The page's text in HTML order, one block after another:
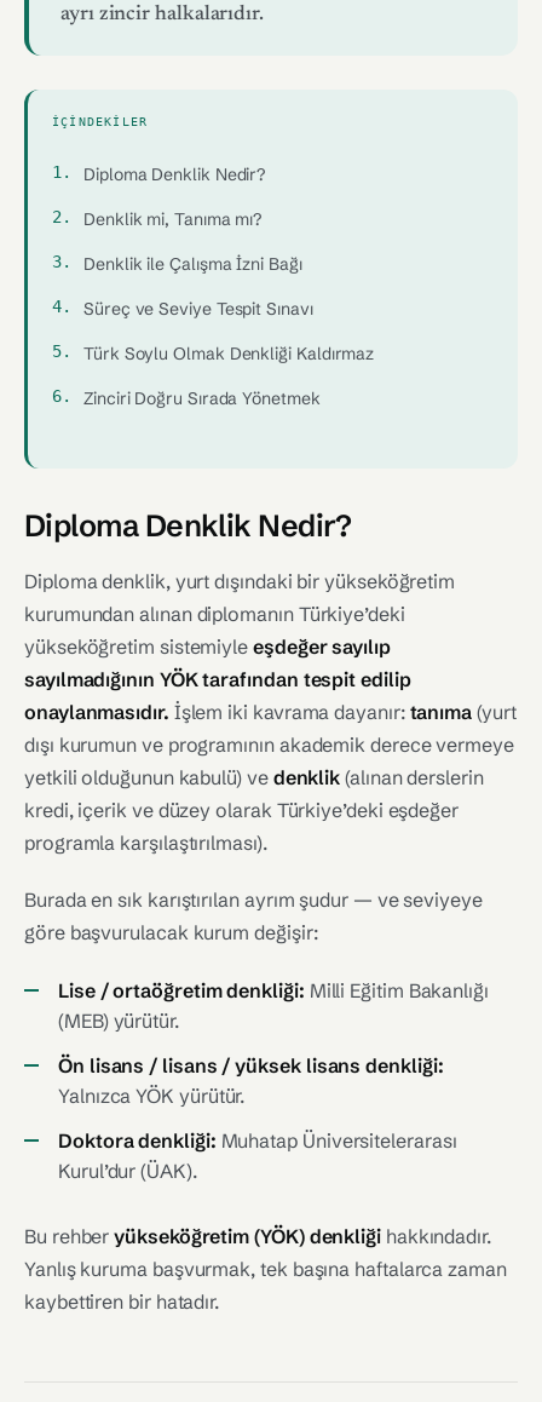
ayrı zincir halkalarıdır.
İÇINDEKILER
Diploma Denklik Nedir?
Denklik mi, Tanıma mı?
Denklik ile Çalışma İzni Bağı
Süreç ve Seviye Tespit Sınavı
Türk Soylu Olmak Denkliği Kaldırmaz
Zinciri Doğru Sırada Yönetmek
Diploma Denklik Nedir?
Diploma denklik, yurt dışındaki bir yükseköğretim
kurumundan alınan diplomanın Türkiye’deki
yükseköğretim sistemiyle eşdeğer sayılıp
sayılmadığının YÖK tarafından tespit edilip
onaylanmasıdır. İşlem iki kavrama dayanır: tanıma (yurt
dışı kurumun ve programının akademik derece vermeye
yetkili olduğunun kabulü) ve denklik (alınan derslerin
kredi, içerik ve düzey olarak Türkiye’deki eşdeğer
programla karşılaştırılması).
Burada en sık karıştırılan ayrım şudur — ve seviyeye
göre başvurulacak kurum değişir:
Lise / ortaöğretim denkliği: Milli Eğitim Bakanlığı
(MEB) yürütür.
Ön lisans / lisans / yüksek lisans denkliği:
Yalnızca YÖK yürütür.
Doktora denkliği: Muhatap Üniversitelerarası
Kurul’dur (ÜAK).
Bu rehberyükseköğretim (YÖK) denkliğihakkındadır.
Yanlış kuruma başvurmak, tek başına haftalarca zaman
kaybettiren bir hatadır.